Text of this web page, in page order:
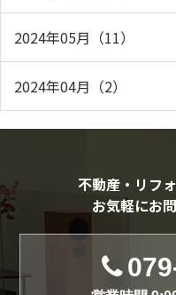
2024年05月（11）
2024年04月（2）
不動産・リフ
お気軽にお